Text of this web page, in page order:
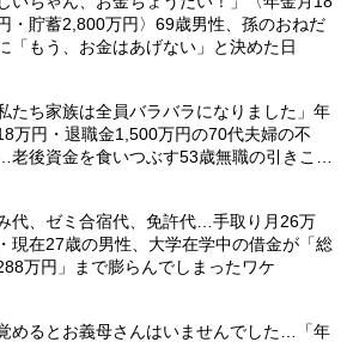
・貯蓄2,800万円〉69歳男性、孫のおねだ
「もう、お金はあげない」と決めた日
私たち家族は全員バラバラになりました」年
万円・退職金1,500万円の70代夫婦の不
老後資金を食いつぶす53歳無職の引きこも
代、ゼミ合宿代、免許代…手取り月26万
現在27歳の男性、大学在学中の借金が「総
万円」まで膨らんでしまったワケ
めるとお義母さんはいませんでした…「年